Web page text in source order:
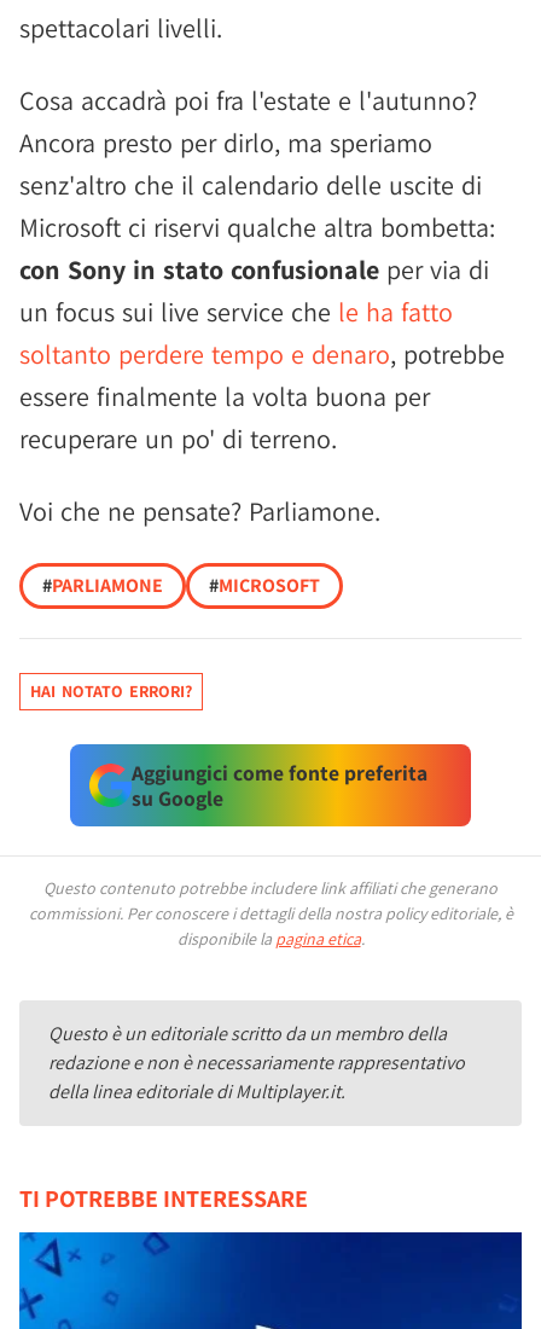
spettacolari livelli.
Cosa accadrà poi fra l'estate e l'autunno?
Ancora presto per dirlo, ma speriamo
senz'altro che il calendario delle uscite di
Microsoft ci riservi qualche altra bombetta:
con Sony in stato confusionale per via di
un focus sui live service che le ha fatto
soltanto perdere tempo e denaro, potrebbe
essere finalmente la volta buona per
recuperare un po' di terreno.
Voi che ne pensate? Parliamone.
#PARLIAMONE #MICROSOFT
HAI NOTATO ERRORI?
Aggiungici come fonte preferita
su Google
Questo contenuto potrebbe includere link affiliati che generano
commissioni. Per conoscere i dettagli della nostra policy editoriale, è
disponibile la pagina etica.
Questo è un editoriale scritto da un membro della
redazione e non è necessariamente rappresentativo
della linea editoriale di Multiplayer.it.
TI POTREBBE INTERESSARE